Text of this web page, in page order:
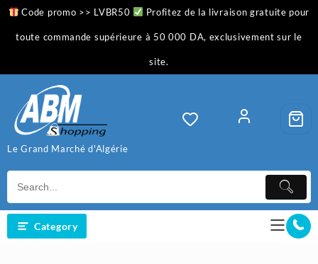
Skip
content
Code promo >> LVBR50 Profitez de la livraison gratuite pour
toute commande supérieure à 50 000 DA, exclusivement sur le
site.
Le Grand Marché d'Algérie
Category